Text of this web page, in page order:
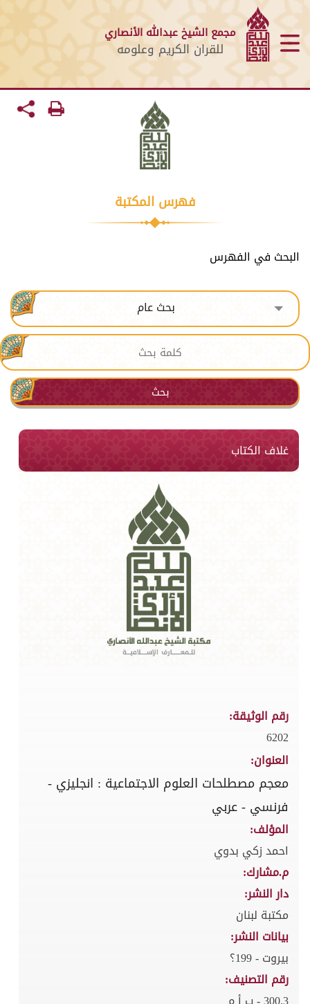
مجمع الشيخ عبدالله الأنصاري
للقران الكريم وعلومه
فهرس المكتبة
البحث في الفهرس
بحث عام
بحث
غلاف الكتاب
رقم الوثيقة:
6202
العنوان:
معجم مصطلحات العلوم الاجتماعية : انجليزي -
فرنسي - عربي
المؤلف:
احمد زكي بدوي
م.مشارك:
دار النشر:
مكتبة لبنان
بيانات النشر:
بيروت - 199؟
رقم التصنيف: